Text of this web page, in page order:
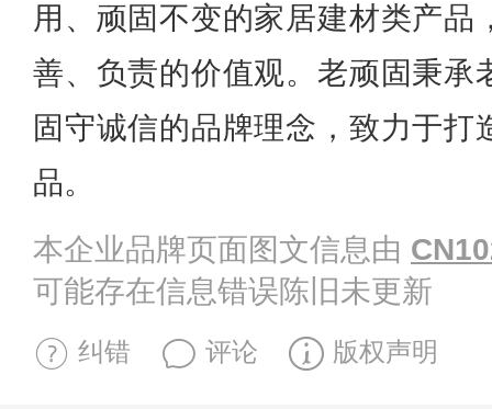
用、顽固不变的家居建材类产品
善、负责的价值观。老顽固秉承
固守诚信的品牌理念，致力于打
品。
本企业品牌页面图文信息由
可能存在信息错误陈旧未更新
纠错 评论 版权声明